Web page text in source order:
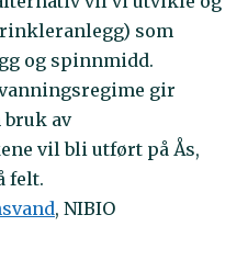
som
og spinnmidd.
gir
av
vil bli utført på Ås,
felt.
, NIBIO